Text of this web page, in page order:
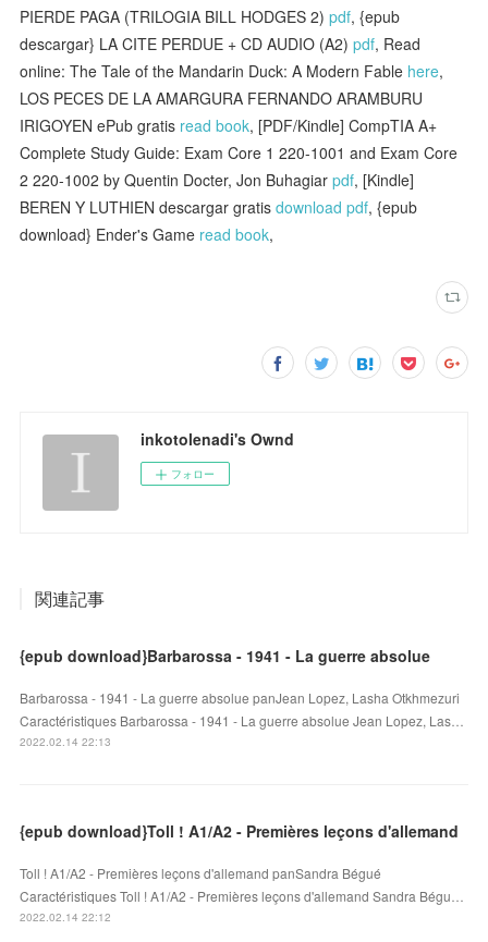
PIERDE PAGA (TRILOGIA BILL HODGES 2)pdf, {epub
descargar} LA CITE PERDUE + CD AUDIO (A2)pdf, Read
online: The Tale of the Mandarin Duck: A Modern Fable here,
LOS PECES DE LA AMARGURA FERNANDO ARAMBURU
IRIGOYEN ePub gratis read book, [PDF/Kindle] CompTIA A+
Complete Study Guide: Exam Core 1 220-1001 and Exam Core
2 220-1002 by Quentin Docter, Jon Buhagiarpdf, [Kindle]
BEREN Y LUTHIEN descargar gratisdownload pdf, {epub
download} Ender's Game read book,
inkotolenadi's Ownd
フォロー
関連記事
{epub download}Barbarossa - 1941 - La guerre absolue
Barbarossa - 1941 - La guerre absolue panJean Lopez, Lasha Otkhmezuri
Caractéristiques Barbarossa - 1941 - La guerre absolue Jean Lopez, Las…
2022.02.14 22:13
{epub download}Toll ! A1/A2 - Premières leçons d'allemand
Toll ! A1/A2 - Premières leçons d'allemand panSandra Bégué
Caractéristiques Toll ! A1/A2 - Premières leçons d'allemand Sandra Bégu…
2022.02.14 22:12